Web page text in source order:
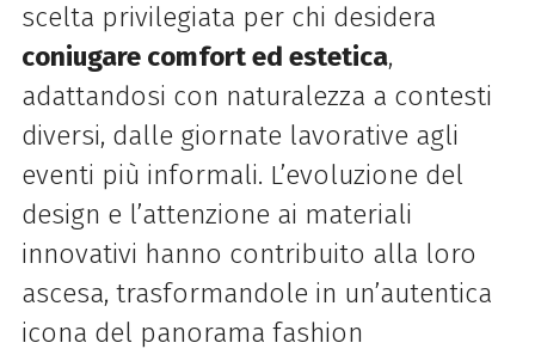
scelta privilegiata per chi desidera
coniugare comfort ed estetica,
adattandosi con naturalezza a contesti
diversi, dalle giornate lavorative agli
eventi più informali. L’evoluzione del
design e l’attenzione ai materiali
innovativi hanno contribuito alla loro
ascesa, trasformandole in un’autentica
icona del panorama fashion